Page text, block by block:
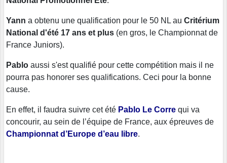
Yann a obtenu une qualification pour le 50 NL au Critérium
National d'été 17 ans et plus (en gros, le Championnat de
France Juniors).
Pablo aussi s'est qualifié pour cette compétition mais il ne
pourra pas honorer ses qualifications. Ceci pour la bonne
cause.
En effet, il faudra suivre cet été Pablo Le Corre qui va
concourir, au sein de l’équipe de France, aux épreuves de
Championnat d’Europe d’eau libre.